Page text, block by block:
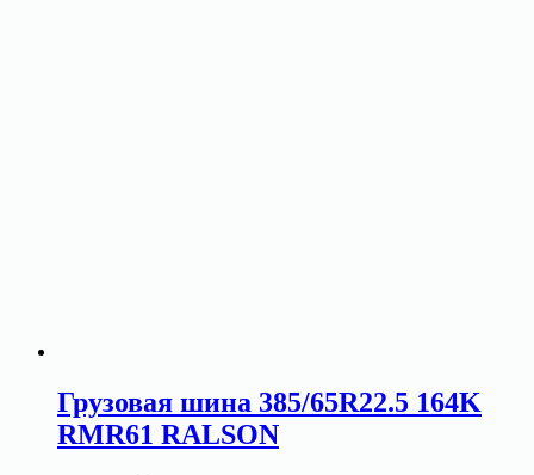
Грузовая шина 385/65R22.5 164K
RMR61 RALSON